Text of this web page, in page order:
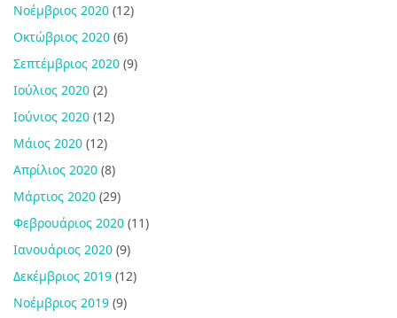
Νοέμβριος 2020 (12)
Οκτώβριος 2020 (6)
Σεπτέμβριος 2020 (9)
Ιούλιος 2020 (2)
Ιούνιος 2020 (12)
Μάιος 2020 (12)
Απρίλιος 2020 (8)
Μάρτιος 2020 (29)
Φεβρουάριος 2020 (11)
Ιανουάριος 2020 (9)
Δεκέμβριος 2019 (12)
Νοέμβριος 2019 (9)